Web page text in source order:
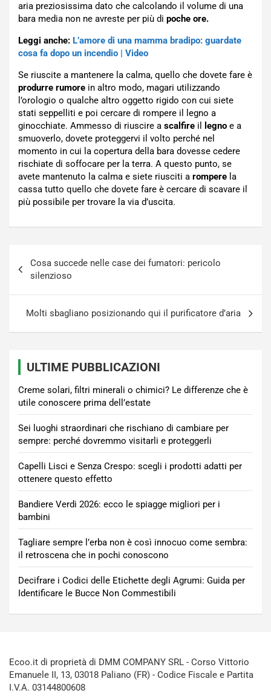
aria preziosissima dato che calcolando il volume di una
bara media non ne avreste per più di poche ore.
Leggi anche: L’amore di una mamma bradipo: guardate
cosa fa dopo un incendio | Video
Se riuscite a mantenere la calma, quello che dovete fare è
produrre rumore in altro modo, magari utilizzando
l’orologio o qualche altro oggetto rigido con cui siete
stati seppelliti e poi cercare di rompere il legno a
ginocchiate. Ammesso di riuscire a scalfire il legno e a
smuoverlo, dovete proteggervi il volto perché nel
momento in cui la copertura della bara dovesse cedere
rischiate di soffocare per la terra. A questo punto, se
avete mantenuto la calma e siete riusciti a rompere la
cassa tutto quello che dovete fare è cercare di scavare il
più possibile per trovare la via d’uscita.
articoli
Cosa succede nelle case dei fumatori: pericolo
silenzioso
Molti sbagliano posizionando qui il purificatore d’aria
ULTIME PUBBLICAZIONI
Creme solari, filtri minerali o chimici? Le differenze che è
utile conoscere prima dell’estate
Sei luoghi straordinari che rischiano di cambiare per
sempre: perché dovremmo visitarli e proteggerli
Capelli Lisci e Senza Crespo: scegli i prodotti adatti per
ottenere questo effetto
Bandiere Verdi 2026: ecco le spiagge migliori per i
bambini
Tagliare sempre l’erba non è così innocuo come sembra:
il retroscena che in pochi conoscono
Decifrare i Codici delle Etichette degli Agrumi: Guida per
Identificare le Bucce Non Commestibili
Ecoo.it di proprietà di DMM COMPANY SRL - Corso Vittorio
Emanuele II, 13, 03018 Paliano (FR) - Codice Fiscale e Partita
I.V.A. 03144800608